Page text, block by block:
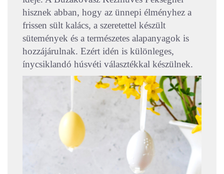
hisznek abban, hogy az ünnepi élményhez a
frissen sült kalács, a szeretettel készült
sütemények és a természetes alapanyagok is
hozzájárulnak. Ezért idén is különleges,
ínycsiklandó húsvéti választékkal készülnek.